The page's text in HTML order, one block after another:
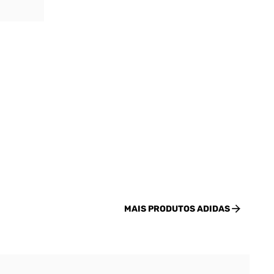
MAIS PRODUTOSADIDAS